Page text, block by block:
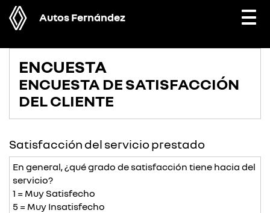
Autos Fernández
ENCUESTA
ENCUESTA DE SATISFACCIÓN
DEL CLIENTE
Satisfacción del servicio prestado
En general, ¿qué grado de satisfacción tiene hacia del
servicio?
1 = Muy Satisfecho
5 = Muy Insatisfecho